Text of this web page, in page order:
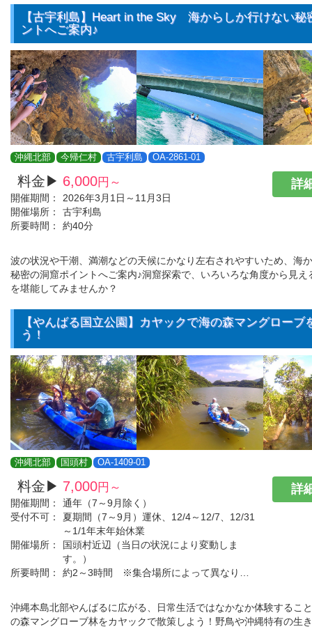
【古宇利島】Heart in the Sky 海からしか行けない秘
ントへご案内♪
沖縄北部 今帰仁村 古宇利島 OA-2861-01
料金▶ 6,000円～
開催期間：
2026年3月1日～11月3日
開催場所：
古宇利島
所要時間：
約40分
詳
波の状況や干潮、満潮などの天候にかなり左右されやすいため、海
秘密の洞窟ポイントへご案内♪洞窟探索で、いろいろな角度から見え
を堪能してみませんか？
【やんばる国立公園】カヤックで海の森マングローブ
う！
沖縄北部 国頭村 OA-1409-01
料金▶ 7,000円～
開催期間：
通年（7～9月除く）
受付不可：
夏期間（7～9月）運休、12/4～12/7、12/31
～1/1年末年始休業
開催場所：
国頭村近辺（当日の状況により変動しま
す。）
所要時間：
約2～3時間 ※集合場所によって異なります
詳
沖縄本島北部やんばるに広がる、日常生活ではなかなか体験するこ
の森マングローブ林をカヤックで散策しよう！野鳥や沖縄特有の生